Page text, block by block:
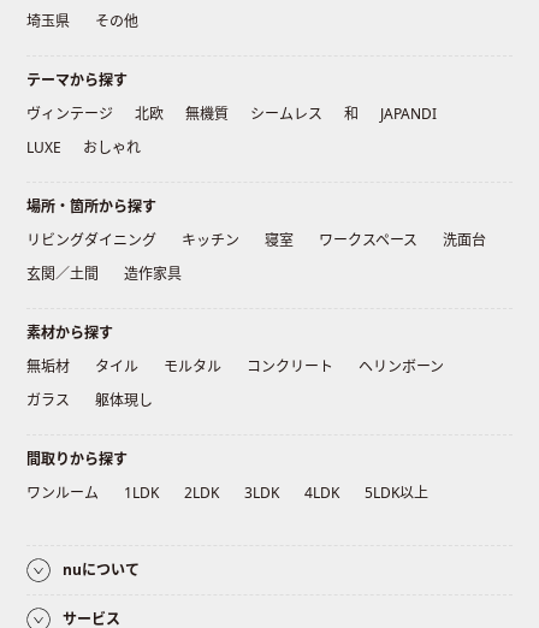
埼玉県
その他
テーマから探す
ヴィンテージ
北欧 無機質 シームレス 和
JAPANDI
LUXE
おしゃれ
場所・箇所から探す
リビングダイニング
キッチン 寝室 ワークスペース
洗面台
玄関／土間
造作家具
素材から探す
無垢材
タイル モルタル コンクリート
ヘリンボーン
ガラス
躯体現し
間取りから探す
ワンルーム
1LDK 2LDK 3LDK 4LDK 5LDK以上
nuについて
サービス